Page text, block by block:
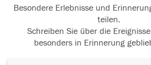
Besondere Erlebnisse und
teilen.
Schreiben Sie über die
besonders in Erinnerung